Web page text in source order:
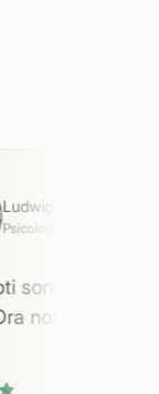
D.
, Università di
migliorati di
cambio nulla.